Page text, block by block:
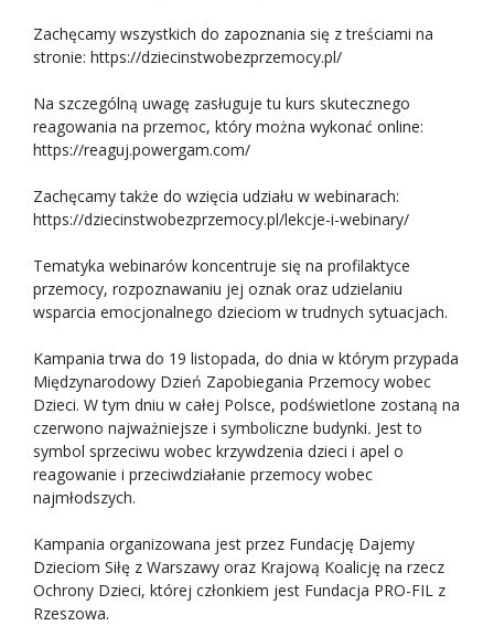
Zachęcamy wszystkich do zapoznania się z treściami na
stronie: https://dziecinstwobezprzemocy.pl/
Na szczególną uwagę zasługuje tu kurs skutecznego
reagowania na przemoc, który można wykonać online:
https://reaguj.powergam.com/
Zachęcamy także do wzięcia udziału w webinarach:
https://dziecinstwobezprzemocy.pl/lekcje-i-webinary/
Tematyka webinarów koncentruje się na profilaktyce
przemocy, rozpoznawaniu jej oznak oraz udzielaniu
wsparcia emocjonalnego dzieciom w trudnych sytuacjach.
Kampania trwa do 19 listopada, do dnia w którym przypada
Międzynarodowy Dzień Zapobiegania Przemocy wobec
Dzieci. W tym dniu w całej Polsce, podświetlone zostaną na
czerwono najważniejsze i symboliczne budynki. Jest to
symbol sprzeciwu wobec krzywdzenia dzieci i apel o
reagowanie i przeciwdziałanie przemocy wobec
najmłodszych.
Kampania organizowana jest przez Fundację Dajemy
Dzieciom Siłę z Warszawy oraz Krajową Koalicję na rzecz
Ochrony Dzieci, której członkiem jest Fundacja PRO-FIL z
Rzeszowa.